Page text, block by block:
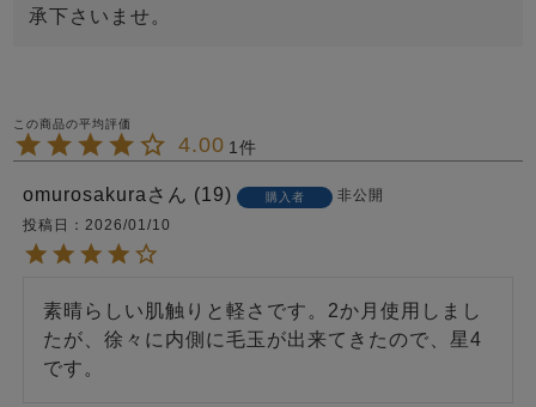
承下さいませ。
4.00 1
omurosakura 19 購入者
非公開
投稿日
2026/01/10
素晴らしい肌触りと軽さです。2か月使用しまし
たが、徐々に内側に毛玉が出来てきたので、星4
です。